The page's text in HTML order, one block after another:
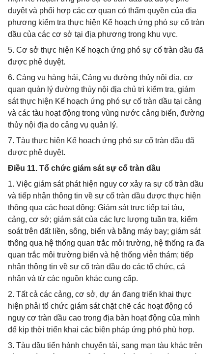
duyệt và phối hợp các cơ quan có thẩm quyền của địa
phương kiểm tra thực hiện Kế hoạch ứng phó sự cố tràn
dầu của các cơ sở tại địa phương trong khu vực.
5. Cơ sở thực hiện Kế hoạch ứng phó sự cố tràn dầu đã
được phê duyệt.
6. Cảng vụ hàng hải, Cảng vụ đường thủy nội địa, cơ
quan quản lý đường thủy nội địa chủ trì kiểm tra, giám
sát thực hiện Kế hoạch ứng phó sự cố tràn dầu tại cảng
và các tàu hoạt động trong vùng nước cảng biển, đường
thủy nội địa do cảng vụ quản lý.
7. Tàu thực hiện Kế hoạch ứng phó sự cố tràn dầu đã
được phê duyệt.
Điều 11. Tổ chức giám sát sự cố tràn dầu
1. Việc giám sát phát hiện nguy cơ xảy ra sự cố tràn dầu
và tiếp nhận thông tin về sự cố tràn dầu được thực hiện
thông qua các hoạt động: Giám sát trực tiếp tại tàu,
cảng, cơ sở; giám sát của các lực lượng tuần tra, kiểm
soát trên đất liền, sông, biển và bằng máy bay; giám sát
thông qua hệ thống quan trắc môi trường, hệ thống ra đa
quan trắc môi trường biển và hệ thống viễn thám; tiếp
nhận thông tin về sự cố tràn dầu do các tổ chức, cá
nhân và từ các nguồn khác cung cấp.
2. Tất cả các cảng, cơ sở, dự án đang triển khai thực
hiện phải tổ chức giám sát chặt chẽ các hoạt động có
nguy cơ tràn dầu cao trong địa bàn hoạt động của mình
để kịp thời triển khai các biện pháp ứng phó phù hợp.
3. Tàu dầu tiến hành chuyển tải, sang mạn tàu khác trên